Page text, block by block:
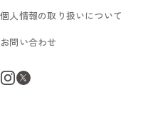
個人情報の取り扱いについて
お問い合わせ